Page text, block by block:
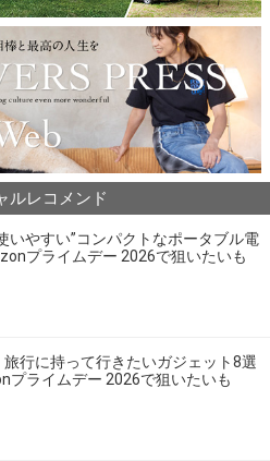
ルレコメンド
いやすい”コンパクトなポータブル電
プライムデー 2026で狙いたいも
旅行に持って行きたいガジェット8選
プライムデー 2026で狙いたいも